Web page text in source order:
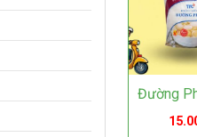
chọn
thể
được
chọn
trên
Đường